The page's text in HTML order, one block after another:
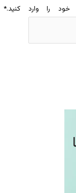
خود را وارد کنید.*